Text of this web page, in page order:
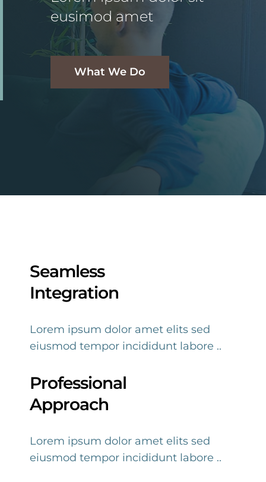
eusimod amet
What We Do
Seamless
Integration
Lorem ipsum dolor amet elits sed
eiusmod tempor incididunt labore ..
Professional
Approach
Lorem ipsum dolor amet elits sed
eiusmod tempor incididunt labore ..